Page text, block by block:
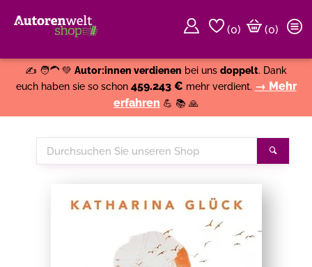
(0)
(0)
✍️ 🧑‍🦱 💚 Autor:innen verdienen bei uns doppelt. Dank
euch haben sie so schon 459.243 € mehr verdient. → Mehr
erfahren 💪 📚 🙏
Durchsuchen
Sie